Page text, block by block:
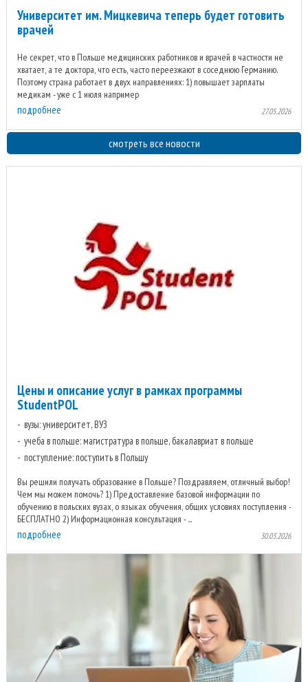
Университет им. Мицкевича теперь будет готовить
врачей
Не секрет, что в Польше медицинских работников и врачей в частности не
хватает, а те доктора, что есть, часто переезжают в соседнюю Германию.
Поэтому страна работает в двух направлениях: 1) повышает зарплаты
медикам - уже с 1 июля например
подробнее 27.05.2026
смотреть все новости
Цены и описание услуг в рамках программы
StudentPOL
вузы: университет, ВУЗ
учеба в польше: магистратура в польше, бакалавриат в польше
поступление: поступить в Польшу
Вы решили получать образование в Польше? Поздравляем, отличный выбор!
Чем мы можем помочь? 1) Предоставление базовой информации по
обучению в польских вузах, о языках обучения, общих условиях поступления -
БЕСПЛАТНО 2) Информационная консультация - ...
подробнее 30.03.2026